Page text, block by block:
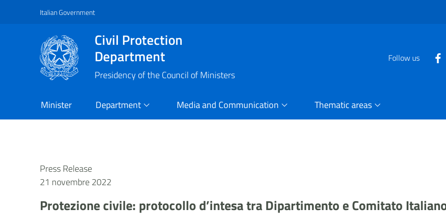
Vai al contenuto principale
Raggiungi il piè di pagina
Italian Government
Civil Protection
Department
Presidency of the Council of Ministers
Follow us
Minister Department Media and Communication Thematic areas
Press Release
21 novembre 2022
Protezione civile: protocollo d’intesa tra Dipartimento e Comitato